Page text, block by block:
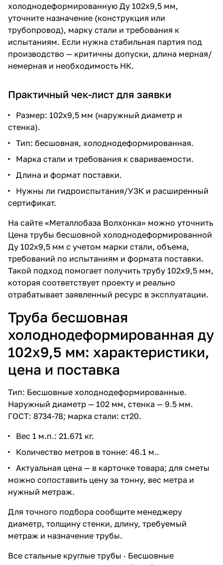
холоднодеформированную Ду 102х9,5 мм,
уточните назначение (конструкция или
трубопровод), марку стали и требования к
испытаниям. Если нужна стабильная партия под
производство — критичны допуски, длина мерная/
немерная и необходимость НК.
Практичный чек-лист для заявки
Размер: 102х9,5 мм (наружный диаметр и
стенка).
Тип: бесшовная, холоднодеформированная.
Марка стали и требования к свариваемости.
Длина и формат поставки.
Нужны ли гидроиспытания/УЗК и расширенный
сертификат.
На сайте «Металлобаза Волхонка» можно уточнить
Цена трубы бесшовной холоднодеформированной
Ду 102х9,5 мм с учетом марки стали, объема,
требований по испытаниям и формата поставки.
Такой подход помогает получить трубу 102х9,5 мм,
которая соответствует проекту и реально
отрабатывает заявленный ресурс в эксплуатации.
Труба бесшовная
холоднодеформированная ду
102х9,5 мм: характеристики,
цена и поставка
Тип: Бесшовные холоднодеформированные.
Наружный диаметр — 102 мм, стенка — 9.5 мм.
ГОСТ: 8734-78; марка стали: ст20.
Вес 1 м.п.: 21.671 кг.
Количество метров в тонне: 46.1 м..
Актуальная цена — в карточке товара; для сметы
можно сопоставить цену за тонну, вес метра и
нужный метраж.
Для точного подбора сообщите менеджеру
диаметр, толщину стенки, длину, требуемый
метраж и назначение трубы.
Все стальные круглые трубы · Бесшовные